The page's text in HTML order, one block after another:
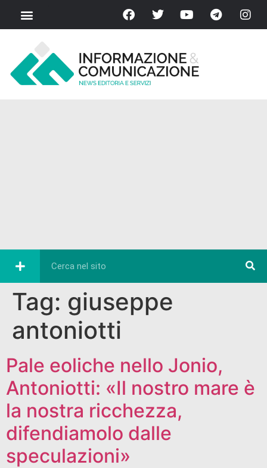
Tag: giuseppe
antoniotti
Pale eoliche nello Jonio,
Antoniotti: «Il nostro mare è
la nostra ricchezza,
difendiamolo dalle
speculazioni»